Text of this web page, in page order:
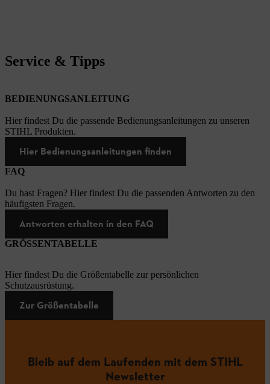
Service & Tipps
BEDIENUNGSANLEITUNG
Hier findest Du die passende Bedienungsanleitungen zu unseren
STIHL Produkten.
Hier Bedienungsanleitungen finden
FAQ
Du hast Fragen? Hier findest Du die passenden Antworten zu den
häufigsten Fragen.
Antworten erhalten in den FAQ
GRÖSSENTABELLE
Hier findest Du die Größentabelle zur persönlichen
Schutzausrüstung.
Zur Größentabelle
Bleib auf dem Laufenden mit dem STIHL
Newsletter